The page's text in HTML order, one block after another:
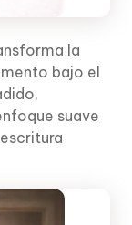
la
bajo el
suave